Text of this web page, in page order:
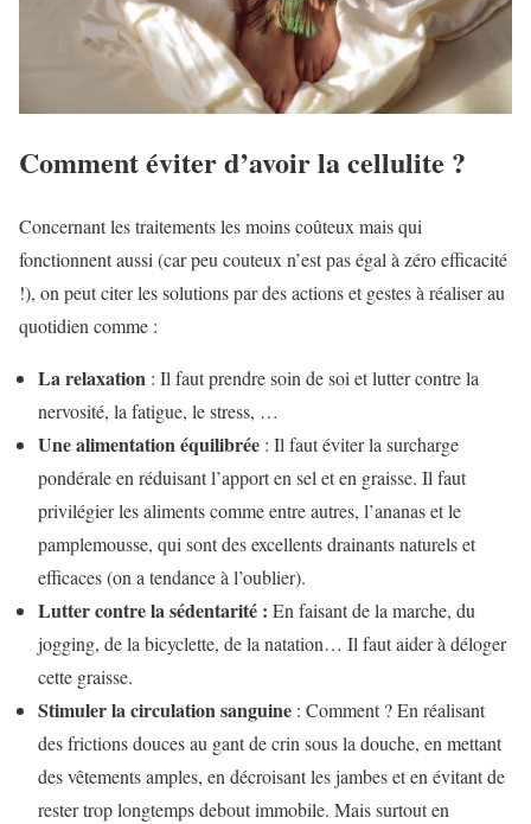
Comment éviter d’avoir la cellulite ?
Concernant les traitements les moins coûteux mais qui
fonctionnent aussi (car peu couteux n’est pas égal à zéro efficacité
!), on peut citer les solutions par des actions et gestes à réaliser au
quotidien comme :
La relaxation : Il faut prendre soin de soi et lutter contre la
nervosité, la fatigue, le stress, …
Une alimentation équilibrée : Il faut éviter la surcharge
pondérale en réduisant l’apport en sel et en graisse. Il faut
privilégier les aliments comme entre autres, l’ananas et le
pamplemousse, qui sont des excellents drainants naturels et
efficaces (on a tendance à l’oublier).
Lutter contre la sédentarité : En faisant de la marche, du
jogging, de la bicyclette, de la natation… Il faut aider à déloger
cette graisse.
Stimuler la circulation sanguine : Comment ? En réalisant
des frictions douces au gant de crin sous la douche, en mettant
des vêtements amples, en décroisant les jambes et en évitant de
rester trop longtemps debout immobile. Mais surtout en